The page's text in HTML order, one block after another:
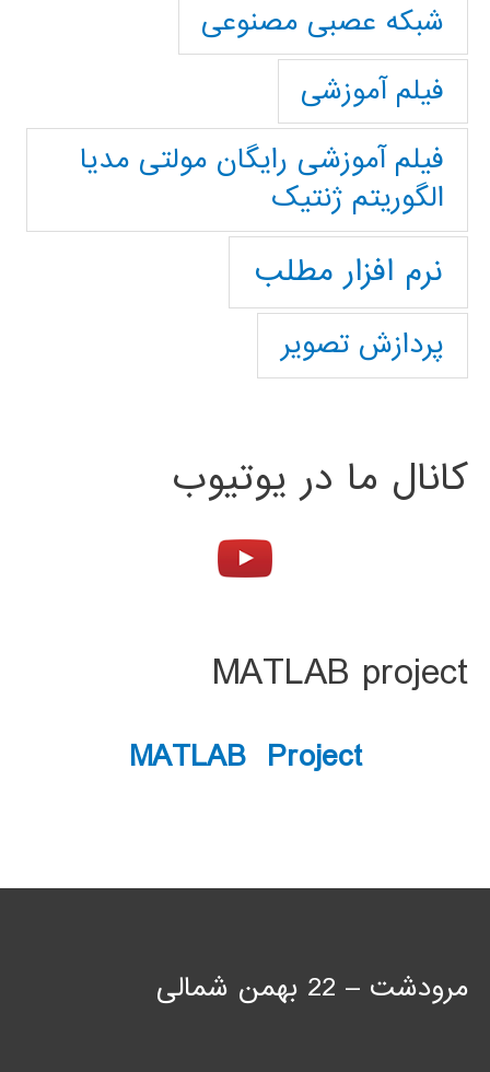
شبکه عصبی مصنوعی
فیلم آموزشی
فیلم آموزشی رایگان مولتی مدیا
الگوریتم ژنتیک
نرم افزار مطلب
پردازش تصویر
کانال ما در یوتیوب
MATLAB project
MATLAB Project
مرودشت – 22 بهمن شمالی